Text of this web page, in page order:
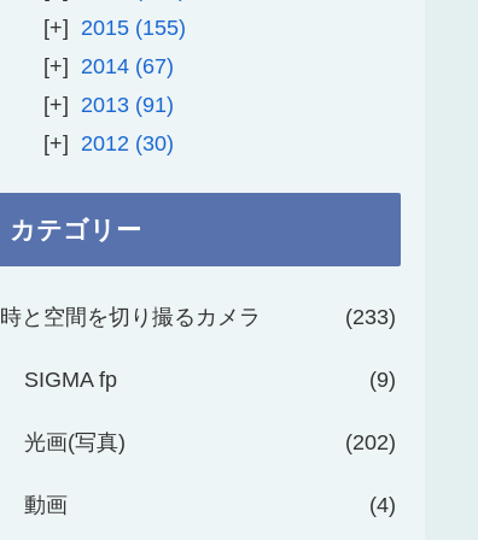
2015 155
2014 67
2013 91
2012
30
カテゴリー
時と空間を切り撮るカメラ 233
SIGMA fp 9
光画(写真) 202
動画 4